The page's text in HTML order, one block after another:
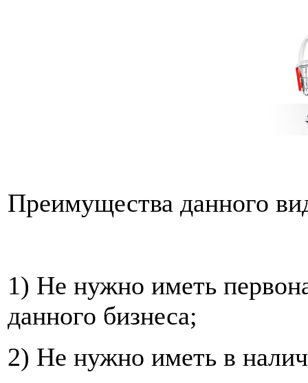
Преимущества данного
1) Не нужно иметь
данного бизнеса;
2) Не нужно иметь в